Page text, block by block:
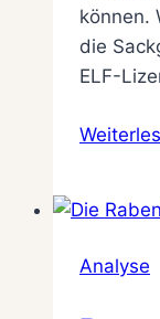
können.
die
ELF-
Analyse